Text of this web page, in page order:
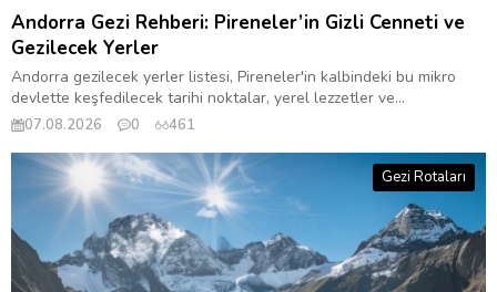
Andorra Gezi Rehberi: Pireneler’in Gizli Cenneti ve
Gezilecek Yerler
Andorra gezilecek yerler listesi, Pireneler'in kalbindeki bu mikro
devlette keşfedilecek tarihi noktalar, yerel lezzetler ve...
07.08.2026 0 461
Gezi Rotaları